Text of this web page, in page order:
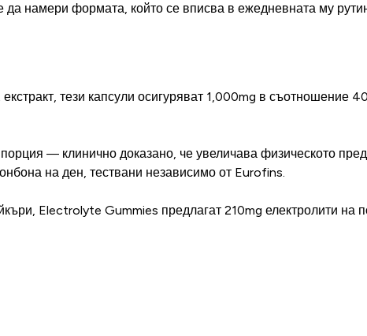
да намери формата, който се вписва в ежедневната му
тези капсули осигуряват 1,000mg в съотношение
— клинично доказано, че увеличава физическото
на ден, тествани независимо от Eurofins.
Electrolyte Gummies предлагат 210mg електролити